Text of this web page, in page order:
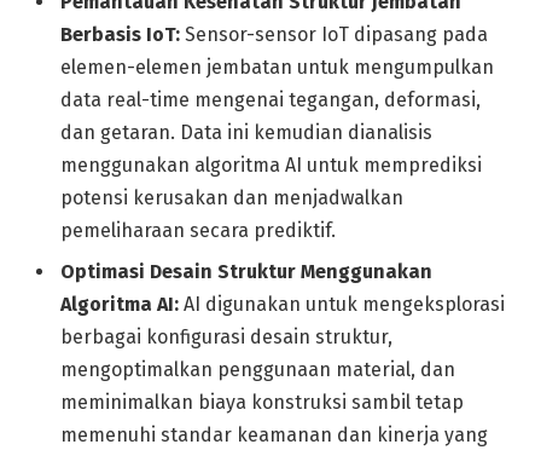
Berbasis IoT: Sensor-sensor IoT dipasang pada
elemen-elemen jembatan untuk mengumpulkan
data real-time mengenai tegangan, deformasi,
dan getaran. Data ini kemudian dianalisis
menggunakan algoritma AI untuk memprediksi
potensi kerusakan dan menjadwalkan
pemeliharaan secara prediktif.
Optimasi Desain Struktur Menggunakan
Algoritma AI: AI digunakan untuk mengeksplorasi
berbagai konfigurasi desain struktur,
mengoptimalkan penggunaan material, dan
meminimalkan biaya konstruksi sambil tetap
memenuhi standar keamanan dan kinerja yang